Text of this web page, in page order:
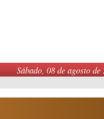
Sábado, 08 de agosto de